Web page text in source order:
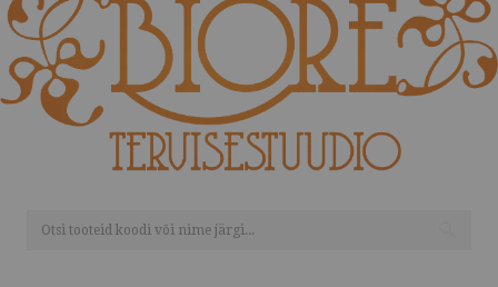
TOOTEGRUPID
KAUBAMÄRGID
SOODUKAD
KANGENVESI